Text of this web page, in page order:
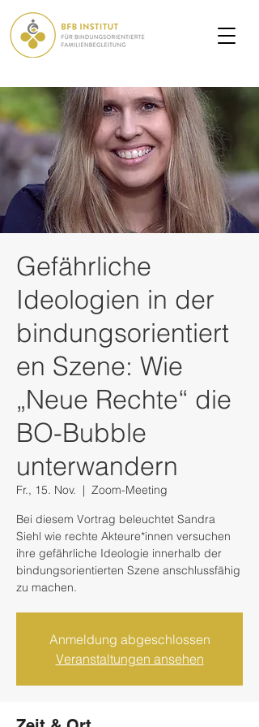
Gefährliche
Ideologien in der
bindungsorientiert
en Szene: Wie
„Neue Rechte“ die
BO-Bubble
unterwandern
Fr., 15. Nov.
  |
Zoom-Meeting
Bei diesem Vortrag beleuchtet Sandra
Siehl wie rechte Akteure*innen versuchen
ihre gefährliche Ideologie innerhalb der
bindungsorientierten Szene anschlussfähig
zu machen.
Anmeldung abgeschlossen
Veranstaltungen ansehen